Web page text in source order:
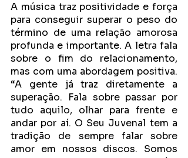
A música traz positividade e força
para conseguir superar o peso do
término de uma relação amorosa
profunda e importante. A letra fala
sobre o fim do relacionamento,
mas com uma abordagem positiva.
“A gente já traz diretamente a
superação. Fala sobre passar por
tudo aquilo, olhar para frente e
andar por aí. O Seu Juvenal tem a
tradição de sempre falar sobre
amor em nossos discos. Somos